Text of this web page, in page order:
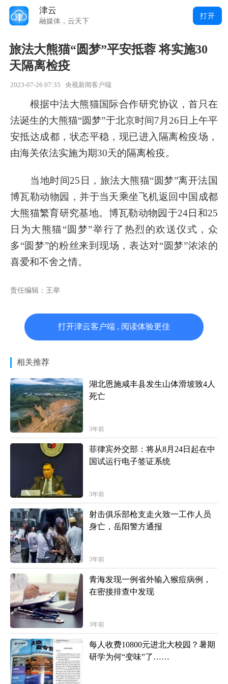
旅法大熊猫“圆梦”平安抵蓉 将实施30
天隔离检疫
2023-07-26 07:35 央视新闻客户端
根据中法大熊猫国际合作研究协议，首只在
法诞生的大熊猫“圆梦”于北京时间7月26日上午平
安抵达成都，状态平稳，现已进入隔离检疫场，
由海关依法实施为期30天的隔离检疫。
当地时间25日，旅法大熊猫“圆梦”离开法国
博瓦勒动物园，并于当天乘坐飞机返回中国成都
大熊猫繁育研究基地。博瓦勒动物园于24日和25
日为大熊猫“圆梦”举行了热烈的欢送仪式，众
多“圆梦”的粉丝来到现场，表达对“圆梦”浓浓的
喜爱和不舍之情。
责任编辑：王举
打开津云客户端 , 阅读体验更佳
相关推荐
湖北恩施咸丰县发生山体滑坡致4人
死亡
3年前
菲律宾外交部：将从8月24日起在中
国试运行电子签证系统
3年前
射击俱乐部枪支走火致一工作人员
身亡，岳阳警方通报
3年前
青海发现一例省外输入猴痘病例，
在密接排查中发现
3年前
每人收费10800元进北大校园？暑期
研学为何“变味”了……
津云
融媒体，云天下
打开